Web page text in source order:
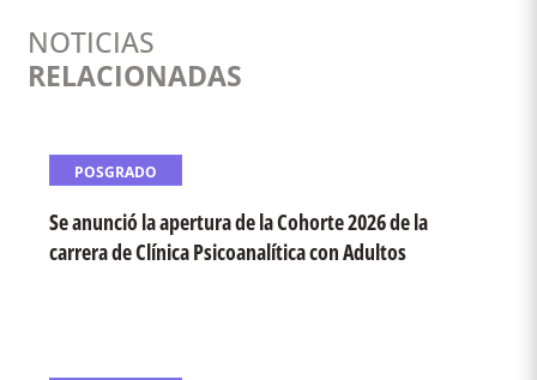
NOTICIAS
RELACIONADAS
POSGRADO
Se anunció la apertura de la Cohorte 2026 de la
carrera de Clínica Psicoanalítica con Adultos